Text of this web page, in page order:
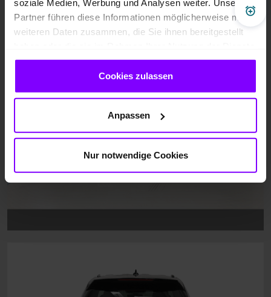
soziale Medien, Werbung und Analysen weiter. Unsere
Partner führen diese Informationen möglicherweise mit
weiteren Daten zusammen, die Sie ihnen bereitgestellt
gesammelt haben.
Cookies zulassen
Anpassen
Nur notwendige Cookies